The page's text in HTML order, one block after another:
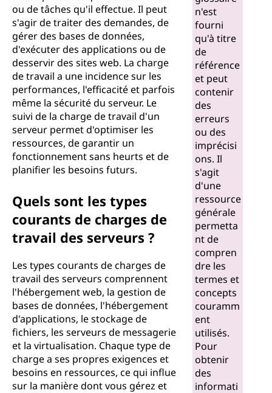
ou de tâches qu'il effectue. Il peut
s'agir de traiter des demandes, de
gérer des bases de données,
d'exécuter des applications ou de
desservir des sites web. La charge
de travail a une incidence sur les
performances, l'efficacité et parfois
même la sécurité du serveur. Le
suivi de la charge de travail d'un
serveur permet d'optimiser les
ressources, de garantir un
fonctionnement sans heurts et de
planifier les besoins futurs.
Quels sont les types
courants de charges de
travail des serveurs ?
Les types courants de charges de
travail des serveurs comprennent
l'hébergement web, la gestion de
bases de données, l'hébergement
d'applications, le stockage de
fichiers, les serveurs de messagerie
et la virtualisation. Chaque type de
charge a ses propres exigences et
besoins en ressources, ce qui influe
sur la manière dont vous gérez et
n'est
fourni
qu'à titre
de
référence
et peut
contenir
des
erreurs
ou des
imprécisi
ons. Il
s'agit
d'une
ressource
générale
permetta
nt de
compren
dre les
termes et
concepts
couramm
ent
utilisés.
Pour
obtenir
des
informati